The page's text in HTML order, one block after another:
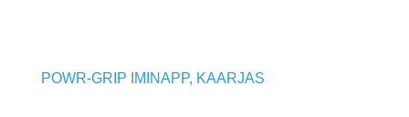
POWR-GRIP IMINAPP, KAARJAS